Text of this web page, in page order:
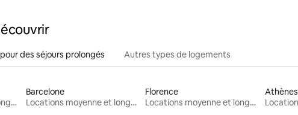
des séjours prolongés Autres types de logements
Locations moyenne et longue durée
Barcelone
Locations moyenne et longue durée
Florence
Locations moyenne et longue durée
Athènes